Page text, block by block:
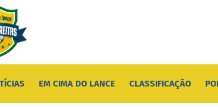
EM CIMA DO LANCE CLASSIFICAÇÃO